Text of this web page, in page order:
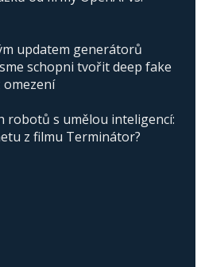
updatem generátorů
schopni tvořit deep fake
robotů s umělou inteligencí:
z filmu Terminátor?